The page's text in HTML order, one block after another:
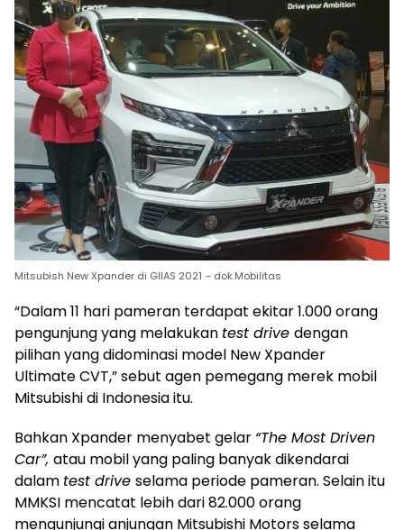
Mitsubish New Xpander di GIIAS 2021 – dok.Mobilitas
“Dalam 11 hari pameran terdapat ekitar 1.000 orang
pengunjung yang melakukan test drive dengan
pilihan yang didominasi model New Xpander
Ultimate CVT,” sebut agen pemegang merek mobil
Mitsubishi di Indonesia itu.
Bahkan Xpander menyabet gelar “The Most Driven
Car”, atau mobil yang paling banyak dikendarai
dalam test drive selama periode pameran. Selain itu
MMKSI mencatat lebih dari 82.000 orang
mengunjungi anjungan Mitsubishi Motors selama